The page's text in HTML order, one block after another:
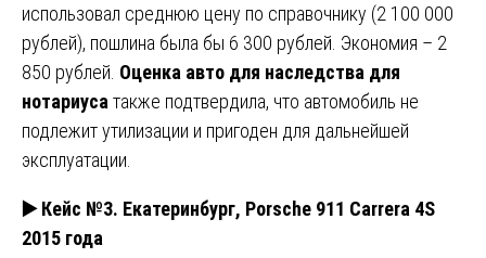
использовал среднюю цену по справочнику (2 100 000
рублей), пошлина была бы 6 300 рублей. Экономия – 2
850 рублей. Оценка авто для наследства для
нотариуса также подтвердила, что автомобиль не
подлежит утилизации и пригоден для дальнейшей
эксплуатации.
▶️ Кейс №3. Екатеринбург, Porsche 911 Carrera 4S
2015 года